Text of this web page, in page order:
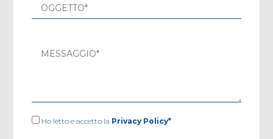
Ho letto e accetto la Privacy Policy*